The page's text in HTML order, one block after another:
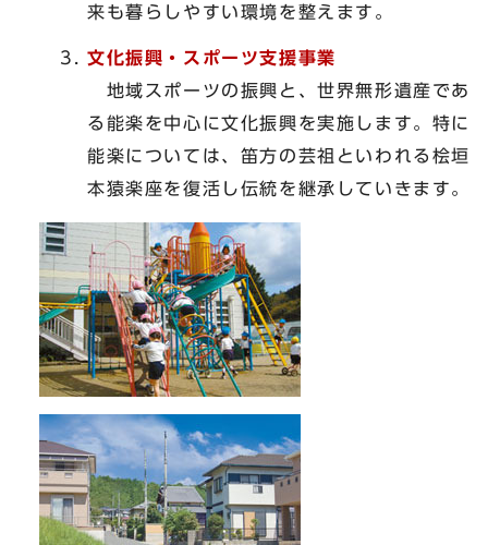
来も暮らしやすい環境を整えます。
文化振興・スポーツ支援事業
地域スポーツの振興と、世界無形遺産であ
る能楽を中心に文化振興を実施します。特に
能楽については、笛方の芸祖といわれる桧垣
本猿楽座を復活し伝統を継承していきます。